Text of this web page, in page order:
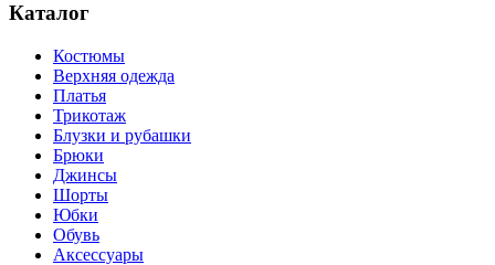
Каталог
Костюмы
Верхняя одежда
Платья
Трикотаж
Блузки и рубашки
Брюки
Джинсы
Шорты
Юбки
Обувь
Аксессуары